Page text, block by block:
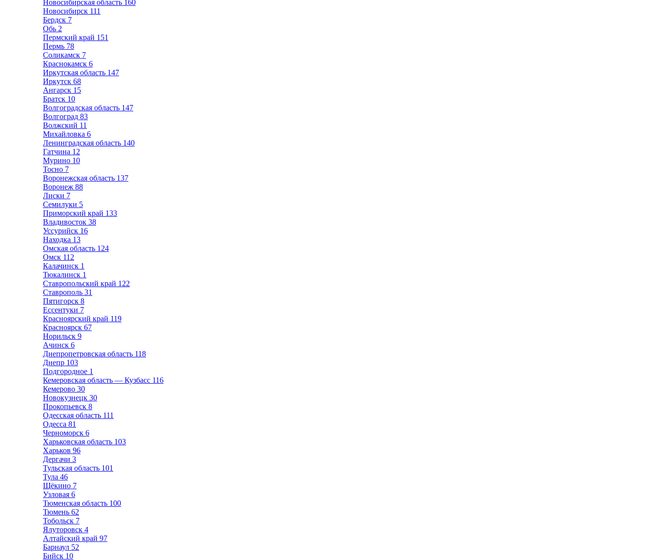
Новосибирская область 160
Новосибирск 111
Бердск 7
Обь 2
Пермский край 151
Пермь 78
Соликамск 7
Краснокамск 6
Иркутская область 147
Иркутск 68
Ангарск 15
Братск 10
Волгоградская область 147
Волгоград 83
Волжский 11
Михайловка 6
Ленинградская область 140
Гатчина 12
Мурино 10
Тосно 7
Воронежская область 137
Воронеж 88
Лиски 7
Семилуки 5
Приморский край 133
Владивосток 38
Уссурийск 16
Находка 13
Омская область 124
Омск 112
Калачинск 1
Тюкалинск 1
Ставропольский край 122
Ставрополь 31
Пятигорск 8
Ессентуки 7
Красноярский край 119
Красноярск 67
Норильск 9
Ачинск 6
Днепропетровская область 118
Днепр 103
Подгородное 1
Кемеровская область — Кузбасс 116
Кемерово 30
Новокузнецк 30
Прокопьевск 8
Одесская область 111
Одесса 81
Черноморск 6
Харьковская область 103
Харьков 96
Дергачи 3
Тульская область 101
Тула 46
Щёкино 7
Узловая 6
Тюменская область 100
Тюмень 62
Тобольск 7
Ялуторовск 4
Алтайский край 97
Барнаул 52
Бийск 10